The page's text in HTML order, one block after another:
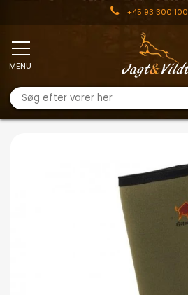
+45 93 300 100
MENU